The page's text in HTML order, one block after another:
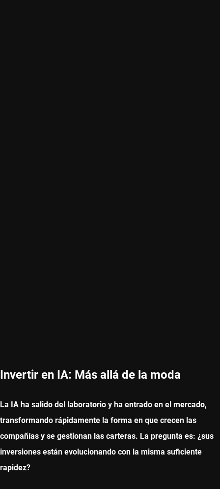
Invertir en IA: Más allá de la moda
La IA ha salido del laboratorio y ha entrado en el mercado,
transformando rápidamente la forma en que crecen las
compañías y se gestionan las carteras. La pregunta es: ¿sus
inversiones están evolucionando con la misma suficiente
rapidez?